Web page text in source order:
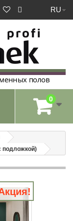
RU
полов
0
подложкой)